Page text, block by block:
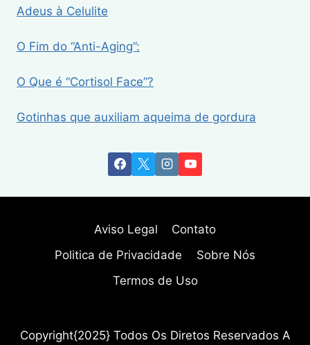
Adeus à Celulite
O Fim do “Anti-Aging”:
O Que é “Cortisol Face”?
Gotinhas que auxiliam aqueima de gordura
Aviso Legal
Contato
Politica de Privacidade
Sobre Nós
Termos de Uso
Copyright{2025} Todos Os Diretos Reservados A